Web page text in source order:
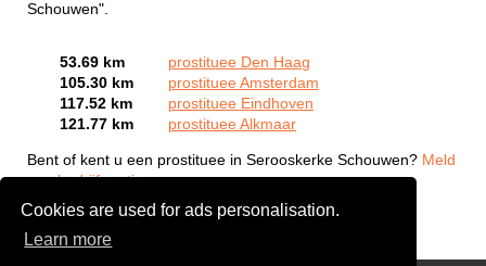
Cookies are used for ads personalisation.
Learn more
Schouwen".
53.69 km
prostituee Den Haag
105.30 km
prostituee Amsterdam
117.52 km
prostituee Eindhoven
121.77 km
prostituee Alkmaar
Bent of kent u een prostituee in Serooskerke Schouwen? Meld
een bedrijf gratis aan